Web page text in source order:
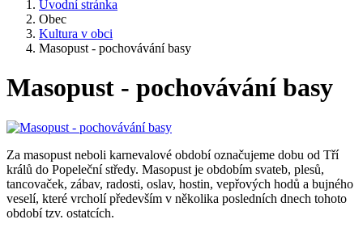
Úvodní stránka
Obec
Kultura v obci
Masopust - pochovávání basy
Masopust - pochovávání basy
Za masopust neboli karnevalové období označujeme dobu od Tří
králů do Popeleční středy. Masopust je obdobím svateb, plesů,
tancovaček, zábav, radosti, oslav, hostin, vepřových hodů a bujného
veselí, které vrcholí především v několika posledních dnech tohoto
období tzv. ostatcích.